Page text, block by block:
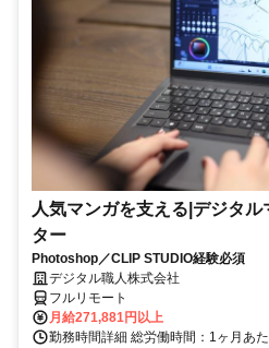
人気マンガを支える|デジタ
ター
Photoshop／CLIP STUDIO経験必須
デジタル職人株式会社
フルリモート
月給271,881円以上
勤務時間詳細 総労働時間：1ヶ月あ